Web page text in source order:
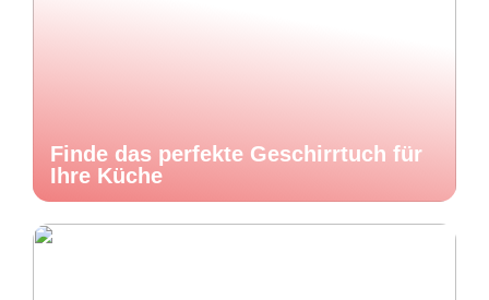
Finde das perfekte Geschirrtuch für
Ihre Küche